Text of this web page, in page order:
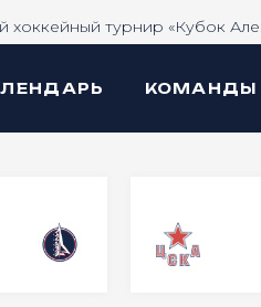
турнир «Кубок
КОМАНДЫ